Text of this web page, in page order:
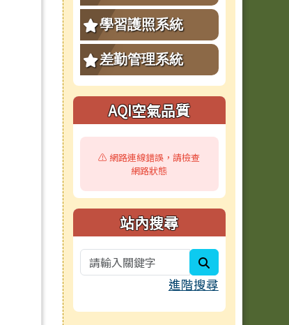
學習護照系統
差勤管理系統
AQI空氣品質
⚠️ 網路連線錯誤，請檢查
網路狀態
站內搜尋
進階搜尋